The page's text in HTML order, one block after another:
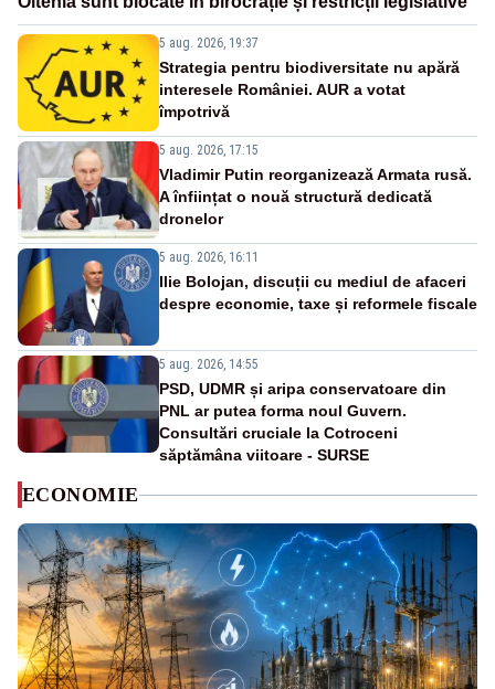
5 aug. 2026, 19:37
Strategia pentru biodiversitate nu apără
interesele României. AUR a votat
împotrivă
5 aug. 2026, 17:15
Vladimir Putin reorganizează Armata rusă.
A înființat o nouă structură dedicată
dronelor
5 aug. 2026, 16:11
Ilie Bolojan, discuții cu mediul de afaceri
despre economie, taxe și reformele fiscale
5 aug. 2026, 14:55
PSD, UDMR și aripa conservatoare din
PNL ar putea forma noul Guvern.
Consultări cruciale la Cotroceni
săptămâna viitoare - SURSE
ECONOMIE